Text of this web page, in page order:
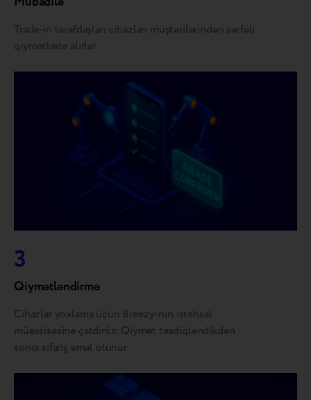
Trade-in tərəfdaşları cihazları müştərilərindən sərfəli
qiymətlərlə alırlar.
3
Qiymətləndirmə
Cihazlar yoxlama üçün Breezy-nin istehsal
müəssisəsinə çatdırılır. Qiymət təsdiqləndikdən
sonra sifariş emal olunur.